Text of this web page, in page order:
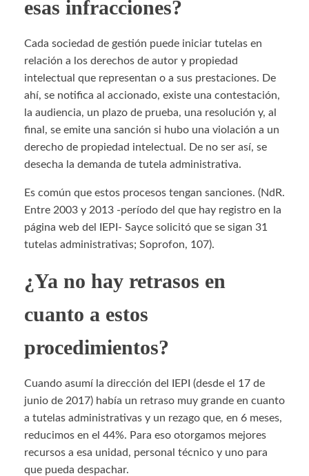
esas infracciones?
Cada sociedad de gestión puede iniciar tutelas en
relación a los derechos de autor y propiedad
intelectual que representan o a sus prestaciones. De
ahí, se notifica al accionado, existe una contestación,
la audiencia, un plazo de prueba, una resolución y, al
final, se emite una sanción si hubo una violación a un
derecho de propiedad intelectual. De no ser así, se
desecha la demanda de tutela administrativa.
Es común que estos procesos tengan sanciones. (NdR.
Entre 2003 y 2013 -período del que hay registro en la
página web del IEPI- Sayce solicitó que se sigan 31
tutelas administrativas; Soprofon, 107).
¿Ya no hay retrasos en
cuanto a estos
procedimientos?
Cuando asumí la dirección del IEPI (desde el 17 de
junio de 2017) había un retraso muy grande en cuanto
a tutelas administrativas y un rezago que, en 6 meses,
reducimos en el 44%. Para eso otorgamos mejores
recursos a esa unidad, personal técnico y uno para
que pueda despachar.